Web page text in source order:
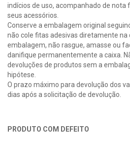
indícios de uso, acompanhado de nota
seus acessórios.
Conserve a embalagem original
não cole fitas adesivas diretamente na
embalagem, não rasgue, amasse ou
danifique permanentemente a caixa.
devoluções de produtos sem a
hipótese.
O prazo máximo para devolução dos
dias após a solicitação de devolução.
PRODUTO COM DEFEITO